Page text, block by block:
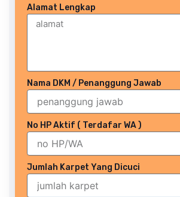
Alamat Lengkap
Nama DKM / Penanggung Jawab
No HP Aktif ( Terdafar WA )
Jumlah Karpet Yang Dicuci